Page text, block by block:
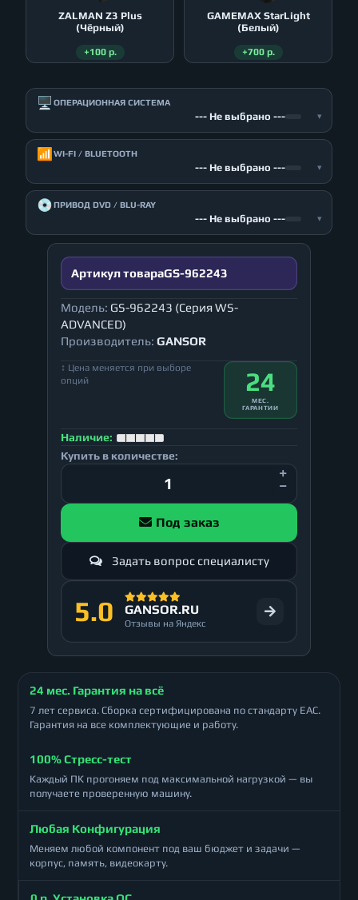
ZALMAN Z3 Plus
(Чёрный)
+100 р.
GAMEMAX StarLight
(Белый)
+700 р.
🖥️ ОПЕРАЦИОННАЯ СИСТЕМА
--- Не выбрано --- ▾
📶 WI-FI / BLUETOOTH
--- Не выбрано --- ▾
💿ПРИВОД DVD / BLU-RAY
--- Не выбрано --- ▾
Артикул товараGS-962243
Модель: GS-962243 (Серия WS-
ADVANCED)
Производитель: GANSOR
↕ Цена меняется при выборе
опций
24
МЕС.
ГАРАНТИИ
Наличие:
Купить в количестве:
Под заказ
Задать вопрос специалисту
5.0 GANSOR.RU
Отзывы на Яндекс
24 мес. Гарантия на всё
7 лет сервиса. Сборка сертифицирована по стандарту ЕАС.
Гарантия на все комплектующие и работу.
100% Стресс-тест
Каждый ПК прогоняем под максимальной нагрузкой — вы
получаете проверенную машину.
Любая Конфигурация
Меняем любой компонент под ваш бюджет и задачи —
корпус, память, видеокарту.